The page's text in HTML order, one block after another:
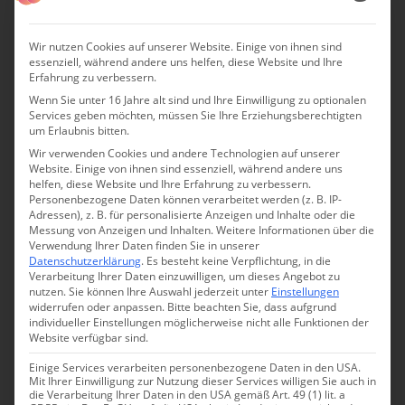
150 Quadratmeter große Villa für bis zu vier Feriengäste
und vier Apartments von 88 Quadratmetern für jeweils
zwei Personen teilen sich Pool, Clubhaus und
Wellnessbereich.
Alle Räumlichkeiten sind ausgesprochen großzügig und
noch mehr ist es die Landschaft rundherum: italienische
Hügel wie aus dem Bilderbuch, so weit das Auge reicht.
Besonders schön ist das Panorama vom Salzwasser-
Infinitypool zu genießen.
Borgo Tranquilloist der perfekte Ort zum Nichtstun für
die Erwachsenen und zum unbegrenzten Toben für die
Kinder. Wer den Pool doch einmal verlassen möchte,
macht mit der Familie Wanderungen und Ausflüge ins
Wir nutzen Cookies auf unserer Website. Einige von ihnen sind
essenziell, während andere uns helfen, diese Website und Ihre
Erfahrung zu verbessern.
Wenn Sie unter 16 Jahre alt sind und Ihre Einwilligung zu optionalen
Services geben möchten, müssen Sie Ihre Erziehungsberechtigten
um Erlaubnis bitten.
Wir verwenden Cookies und andere Technologien auf unserer
Website. Einige von ihnen sind essenziell, während andere uns
helfen, diese Website und Ihre Erfahrung zu verbessern.
Personenbezogene Daten können verarbeitet werden (z. B. IP-
Adressen), z. B. für personalisierte Anzeigen und Inhalte oder die
Messung von Anzeigen und Inhalten.Weitere Informationen über die
Verwendung Ihrer Daten finden Sie in unserer
Datenschutzerklärung. Es besteht keine Verpflichtung, in die
Verarbeitung Ihrer Daten einzuwilligen, um dieses Angebot zu
nutzen.Sie können Ihre Auswahl jederzeit unter Einstellungen
widerrufen oder anpassen. Bitte beachten Sie, dass aufgrund
individueller Einstellungen möglicherweise nicht alle Funktionen der
Website verfügbar sind.
Einige Services verarbeiten personenbezogene Daten in den USA.
Mit Ihrer Einwilligung zur Nutzung dieser Services willigen Sie auch in
die Verarbeitung Ihrer Daten in den USA gemäß Art. 49 (1) lit. a